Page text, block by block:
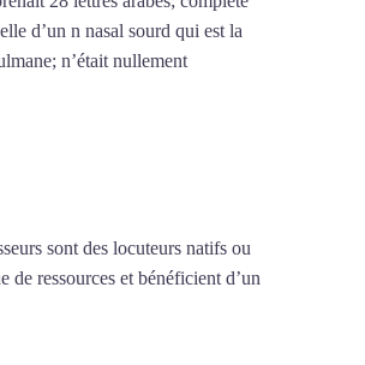
d’un n nasal sourd qui est la
n’était nullement
sont des locuteurs natifs ou
de ressources et bénéficient d’un